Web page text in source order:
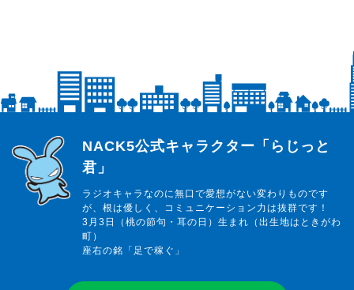
らじっと君
NACK5公式キャラクター「らじっと
君」
ラジオキャラなのに無口で愛想がない変わりものです
が、根は優しく、コミュニケーション力は抜群です！
3月3日（桃の節句・耳の日）生まれ（出生地はときがわ
町）
座右の銘「足で稼ぐ」